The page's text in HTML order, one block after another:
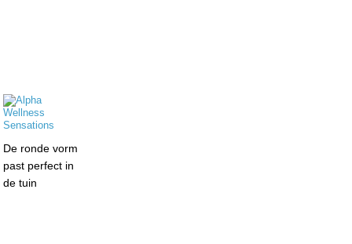
De ronde vorm
past perfect in
de tuin